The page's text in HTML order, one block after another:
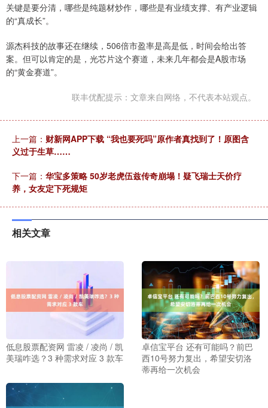
关键是要分清，哪些是纯题材炒作，哪些是有业绩支撑、有产业逻辑
的“真成长”。
源杰科技的故事还在继续，506倍市盈率是高是低，时间会给出答
案。但可以肯定的是，光芯片这个赛道，未来几年都会是A股市场
的“黄金赛道”。
联丰优配提示：文章来自网络，不代表本站观点。
上一篇： 财新网APP下载 “我也要死吗”原作者真找到了！原图含
义过于生草……
下一篇： 华宝多策略 50岁老虎伍兹传奇崩塌！疑飞瑞士天价疗
养，女友定下死规矩
相关文章
低息股票配资网 雷凌 / 凌尚 / 凯
美瑞咋选？3 种需求对应 3 款车
卓信宝平台 还有可能吗？前巴
西10号努力复出，希望安切洛
蒂再给一次机会